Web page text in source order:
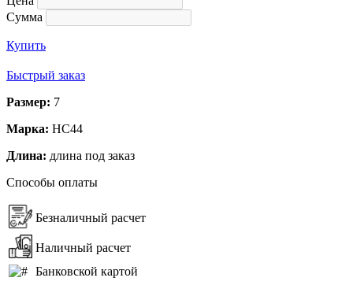
Сумма
Купить
Быстрый заказ
Размер: 7
Марка: НС44
Длина: длина под заказ
Способы оплаты
Безналичный расчет
Наличный расчет
Банковской картой